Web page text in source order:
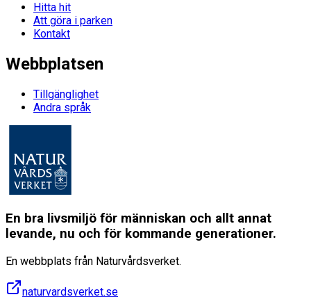
Hitta hit
Att göra i parken
Kontakt
Webbplatsen
Tillgänglighet
Andra språk
En bra livsmiljö för människan och allt annat
levande, nu och för kommande generationer.
En webbplats från Naturvårdsverket.
naturvardsverket.se